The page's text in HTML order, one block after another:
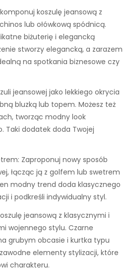
koszulę jeansową z
lub ołówkową spódnicą.
biżuterię i elegancką
stworzy elegancką, a zarazem
na spotkania biznesowe czy
jeansowej jako lekkiego okrycia
bluzką lub topem. Możesz też
tworząc modny look
Taki dodatek doda Twojej
Zaproponuj nowy sposób
łącząc ją z golfem lub swetrem
modny trend doda klasycznego
i podkreśli indywidualny styl.
jeansową z klasycznymi i
wojennego stylu. Czarne
grubym obcasie i kurtka typu
elementy stylizacji, które
charakteru.